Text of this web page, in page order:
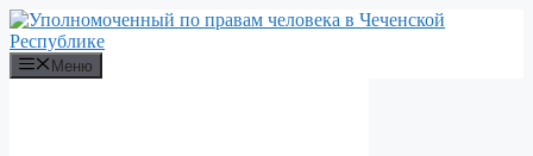
Перейти
к
содержимому
Меню